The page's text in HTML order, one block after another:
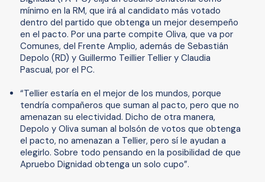
mínimo en la RM, que irá al candidato más votado
dentro del partido que obtenga un mejor desempeño
en el pacto. Por una parte compite Oliva, que va por
Comunes, del Frente Amplio, además de Sebastián
Depolo (RD) y Guillermo Teillier Tellier y Claudia
Pascual, por el PC.
“Tellier estaría en el mejor de los mundos, porque
tendría compañeros que suman al pacto, pero que no
amenazan su electividad. Dicho de otra manera,
Depolo y Oliva suman al bolsón de votos que obtenga
el pacto, no amenazan a Tellier, pero sí le ayudan a
elegirlo. Sobre todo pensando en la posibilidad de que
Apruebo Dignidad obtenga un solo cupo”.